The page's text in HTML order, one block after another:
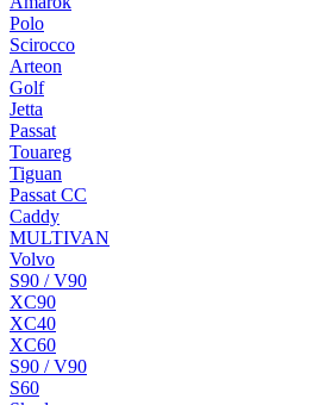
Polo
Scirocco
Arteon
Golf
Jetta
Passat
Touareg
Tiguan
Passat CC
Caddy
MULTIVAN
Volvo
S90 / V90
XC90
XC40
XC60
S90 / V90
S60